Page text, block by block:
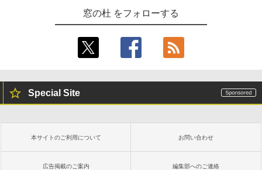
窓の杜 をフォローする
Special Site
本サイトのご利用について お問い合わせ
広告掲載のご案内 編集部へのご連絡